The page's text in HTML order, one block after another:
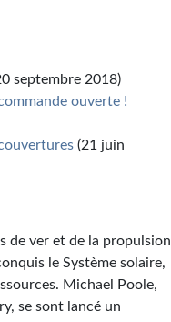
septembre 2018)
ouverte !
(21 juin
de ver et de la propulsion
le Système solaire,
Michael Poole,
se sont lancé un